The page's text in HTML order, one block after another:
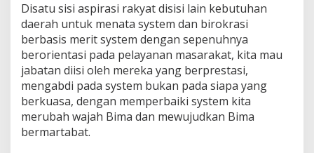
Disatu sisi aspirasi rakyat disisi lain kebutuhan
daerah untuk menata system dan birokrasi
berbasis merit system dengan sepenuhnya
berorientasi pada pelayanan masarakat, kita mau
jabatan diisi oleh mereka yang berprestasi,
mengabdi pada system bukan pada siapa yang
berkuasa, dengan memperbaiki system kita
merubah wajah Bima dan mewujudkan Bima
bermartabat.